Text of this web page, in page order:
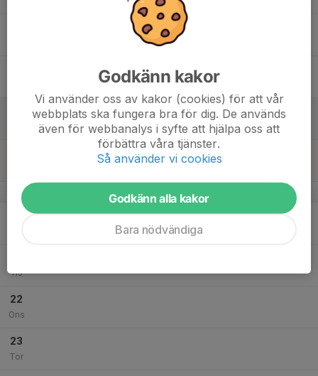
09:00
19:00
ICA Bollen 8-12 år
Fotbollshallen Skinnarvallen
ICA Bollen 8-12 år
v.17
Tis
22
Ons
23
Tor
Godkänn kakor
Vi använder oss av kakor (cookies) för att vår
webbplats ska fungera bra för dig. De används
även för webbanalys i syfte att hjälpa oss att
förbättra våra tjänster.
Så använder vi cookies
Godkänn alla kakor
Bara nödvändiga